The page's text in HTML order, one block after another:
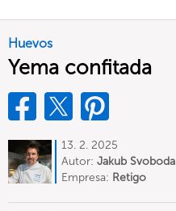
Huevos
Yema confitada
13. 2. 2025
Autor: Jakub Svoboda
Empresa: Retigo